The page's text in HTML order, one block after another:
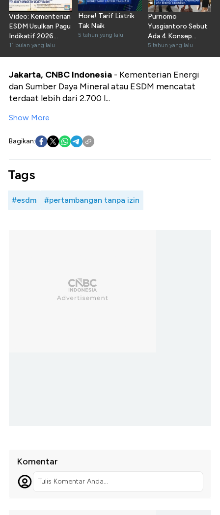
Video: Kementerian
ESDM Usulkan Pagu
Indikatif 2026
Hingga Rp 21,66 T
11 bulan yang lalu
Hore! Tarif Listrik
Tak Naik
5 tahun yang lalu
Purnomo
Yusgiantoro Sebut
Ada 4 Konsep
Ketahanan Energi RI
5 tahun yang lalu
Jakarta, CNBC Indonesia - Kementerian Energi
dan Sumber Daya Mineral atau ESDM mencatat
terdaat lebih dari 2.700 l...
Show More
Bagikan:
Tags
#esdm #pertambangan tanpa izin
Komentar
Tulis Komentar Anda...